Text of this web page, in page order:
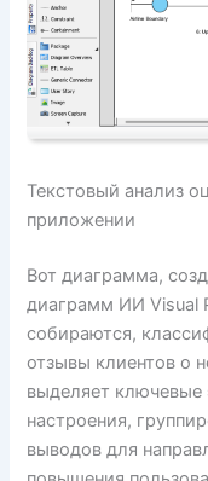
Текстовый анализ
приложении
Вот диаграмма,
диаграмм ИИ Visual
собираются,
отзывы клиентов о
выделяет ключевые
настроения,
выводов для